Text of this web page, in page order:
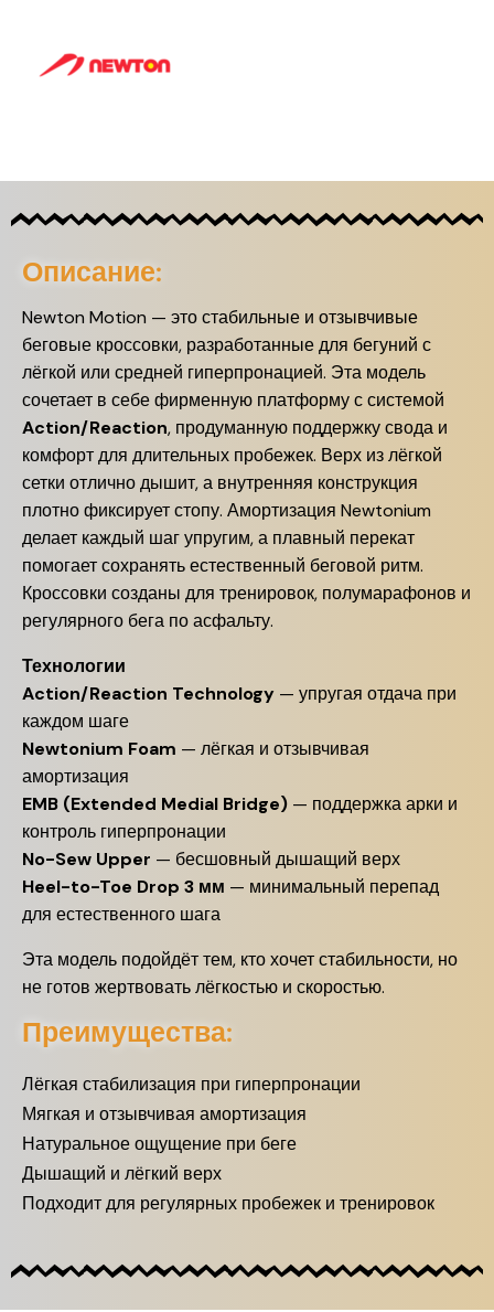
Описание:
Newton Motion — это стабильные и отзывчивые
беговые кроссовки, разработанные для бегуний с
лёгкой или средней гиперпронацией. Эта модель
сочетает в себе фирменную платформу с системой
Action/Reaction, продуманную поддержку свода и
комфорт для длительных пробежек. Верх из лёгкой
сетки отлично дышит, а внутренняя конструкция
плотно фиксирует стопу. Амортизация Newtonium
делает каждый шаг упругим, а плавный перекат
помогает сохранять естественный беговой ритм.
Кроссовки созданы для тренировок, полумарафонов и
регулярного бега по асфальту.
Технологии
Action/Reaction Technology — упругая отдача при
каждом шаге
Newtonium Foam — лёгкая и отзывчивая
амортизация
EMB (Extended Medial Bridge) — поддержка арки и
контроль гиперпронации
No-Sew Upper — бесшовный дышащий верх
Heel-to-Toe Drop 3 мм — минимальный перепад
для естественного шага
Эта модель подойдёт тем, кто хочет стабильности, но
не готов жертвовать лёгкостью и скоростью.
Преимущества:
Лёгкая стабилизация при гиперпронации
Мягкая и отзывчивая амортизация
Натуральное ощущение при беге
Дышащий и лёгкий верх
Подходит для регулярных пробежек и тренировок